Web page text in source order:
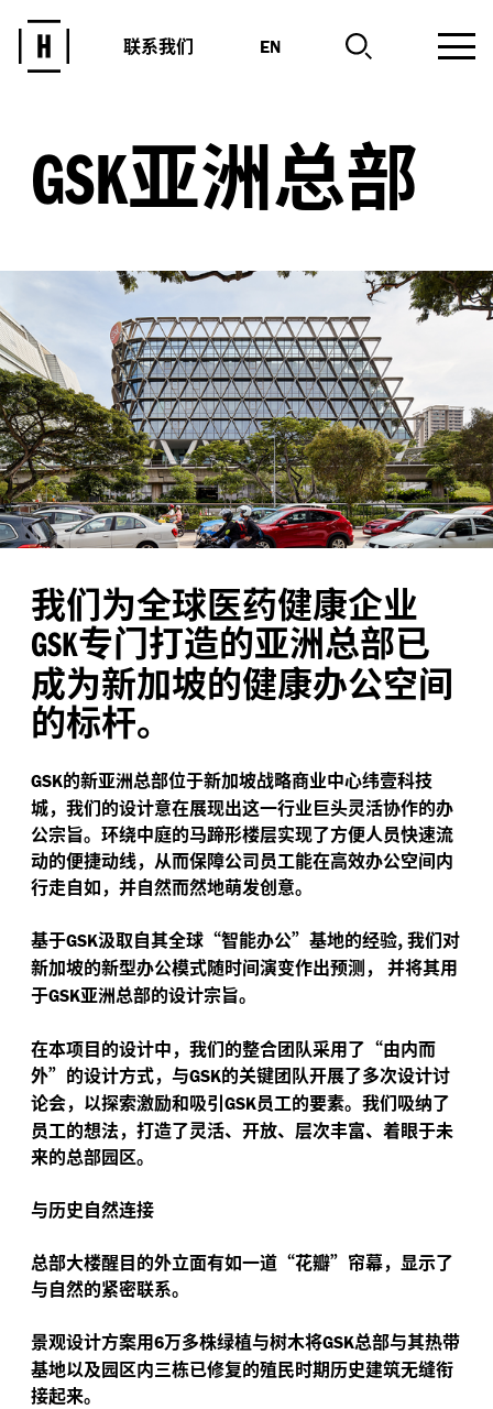
联系我们 EN
GSK亚洲总部
我们为全球医药健康企业
GSK专门打造的亚洲总部已
成为新加坡的健康办公空间
的标杆。
GSK的新亚洲总部位于新加坡战略商业中心纬壹科技
城，我们的设计意在展现出这一行业巨头灵活协作的办
公宗旨。环绕中庭的马蹄形楼层实现了方便人员快速流
动的便捷动线，从而保障公司员工能在高效办公空间内
行走自如，并自然而然地萌发创意。
基于GSK汲取自其全球“智能办公”基地的经验,我们对
新加坡的新型办公模式随时间演变作出预测， 并将其用
于GSK亚洲总部的设计宗旨。
在本项目的设计中，我们的整合团队采用了“由内而
外”的设计方式，与GSK的关键团队开展了多次设计讨
论会，以探索激励和吸引GSK员工的要素。我们吸纳了
员工的想法，打造了灵活、开放、层次丰富、着眼于未
来的总部园区。
与历史自然连接
总部大楼醒目的外立面有如一道“花瓣”帘幕，显示了
与自然的紧密联系。
景观设计方案用6万多株绿植与树木将GSK总部与其热带
基地以及园区内三栋已修复的殖民时期历史建筑无缝衔
接起来。